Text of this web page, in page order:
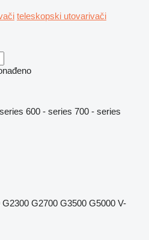
teleskopski utovarivači
600 - series 700 - series
G2300 G2700 G3500 G5000 V-